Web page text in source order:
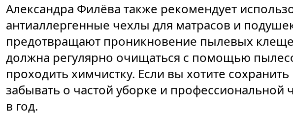
Александра Филёва также рекомендует
антиаллергенные чехлы для матрасов и
предотвращают проникновение пылевых
должна регулярно очищаться с помощью
проходить химчистку. Если вы хотите
забывать о частой уборке и
в год.